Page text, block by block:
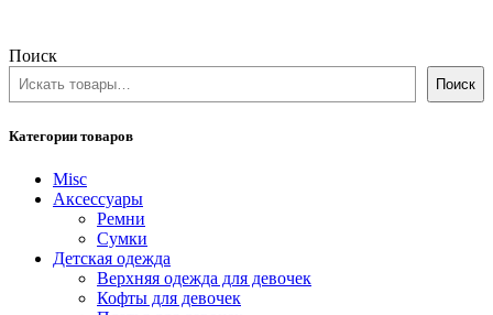
Поиск
Поиск
Категории товаров
Misc
Аксессуары
Ремни
Сумки
Детская одежда
Верхняя одежда для девочек
Кофты для девочек